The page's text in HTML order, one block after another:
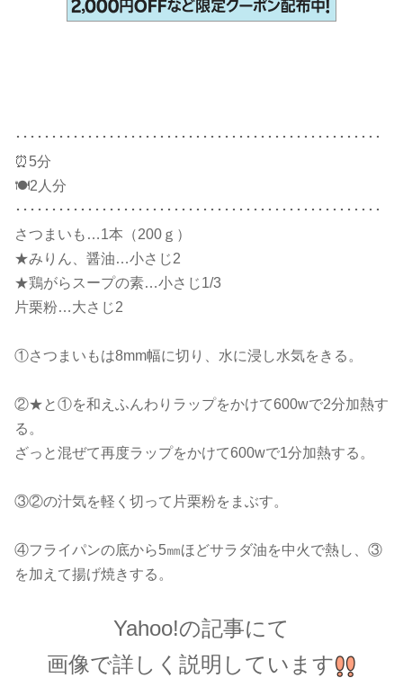
･･･････････････････････････････････････････････････
⏰5分
🍽2人分
･･･････････････････････････････････････････････････
さつまいも…1本（200ｇ）
★みりん、醤油…小さじ2
★鶏がらスープの素…小さじ1/3
片栗粉…大さじ2
①さつまいもは8mm幅に切り、水に浸し水気をきる。
②★と①を和えふんわりラップをかけて600wで2分加熱す
る。
ざっと混ぜて再度ラップをかけて600wで1分加熱する。
③②の汁気を軽く切って片栗粉をまぶす。
④フライパンの底から5㎜ほどサラダ油を中火で熱し、③
を加えて揚げ焼きする。
Yahoo!の記事にて
画像で詳しく説明しています